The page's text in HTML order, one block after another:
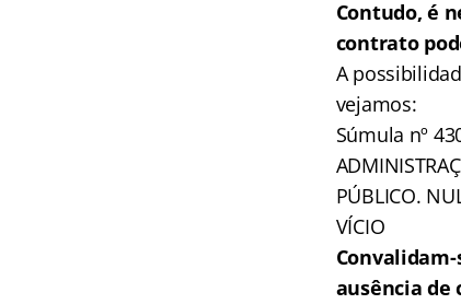
Contudo, é
contrato
A
vejamos:
Súmula nº
PÚBLICO.
VÍCIO
ausência de